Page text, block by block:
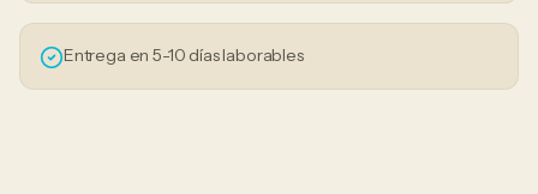
Entrega en 5-10 días laborables